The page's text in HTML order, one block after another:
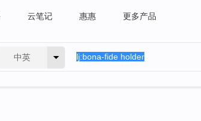
云笔记 惠惠 更多产品
中英